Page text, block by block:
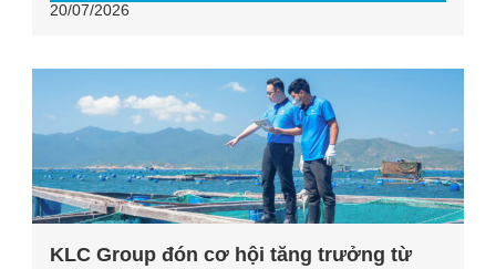
NƯỚC
20/07/2026
KLC Group đón cơ hội tăng trưởng từ